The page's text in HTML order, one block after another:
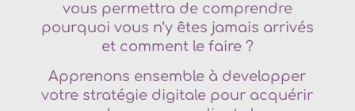
vous permettra de comprendre
pourquoi vous n’y êtes jamais arrivés
et comment le faire ?
Apprenons ensemble à developper
votre stratégie digitale pour acquérir